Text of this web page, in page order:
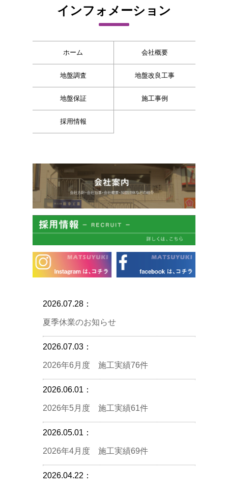
インフォメーション
ホーム 会社概要
地盤調査 地盤改良工事
地盤保証 施工事例
採用情報
2026.07.28：
夏季休業のお知らせ
2026.07.03：
2026年6月度 施工実績76件
2026.06.01：
2026年5月度 施工実績61件
2026.05.01：
2026年4月度 施工実績69件
2026.04.22：